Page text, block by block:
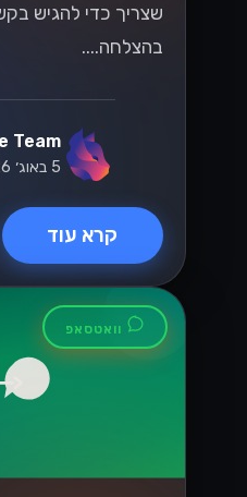
שצריך כדי להגיש
בהצלחה....
Team
5 באוג׳ 2026
קרא עוד
וואטסאפ